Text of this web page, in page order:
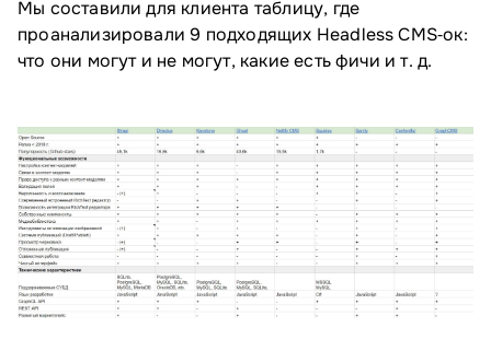
Мы составили для клиента таблицу, где
проанализировали 9 подходящих Headless CMS‑ок:
что они могут и не могут, какие есть фичи и т. д.